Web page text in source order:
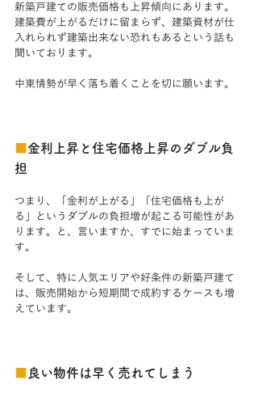
新築戸建ての販売価格も上昇傾向にあります。
建築費が上がるだけに留まらず、建築資材が仕
入れられず建築出来ない恐れもあるという話も
聞いております。
中東情勢が早く落ち着くことを切に願います。
■金利上昇と住宅価格上昇のダブル負
担
つまり、「金利が上がる」「住宅価格も上が
る」というダブルの負担増が起こる可能性があ
ります。と、言いますか、すでに始まっていま
す。
そして、特に人気エリアや好条件の新築戸建て
は、販売開始から短期間で成約するケースも増
えています。
■ 良い物件は早く売れてしまう